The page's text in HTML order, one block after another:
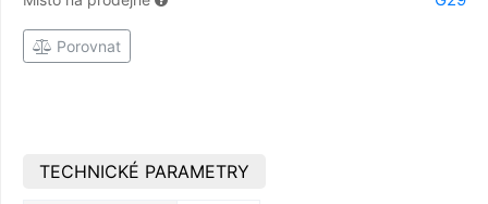
Porovnat
TECHNICKÉ PARAMETRY